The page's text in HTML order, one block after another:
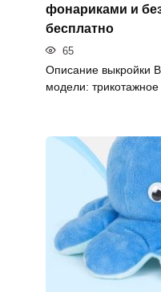
фонариками и
бесплатно
65
Описание выкройки
модели: трикотажное